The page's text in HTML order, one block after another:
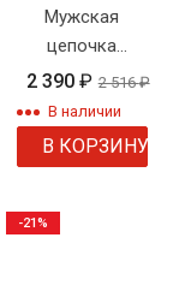
Мужская
цепочка
плетения
якорное
двойное
2 390 ₽ 2 516₽
В наличии
В КОРЗИНУ
-21%